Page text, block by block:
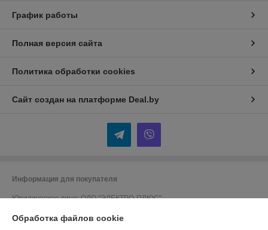
График работы
Полная версия сайта
Политика обработки cookies
Сайт создан на платформе Deal.by
Информация для покупателя
Юридическое лицо:ОДО "ЭЛЕКТРО-ПЛЮС"
Обработка файлов cookie